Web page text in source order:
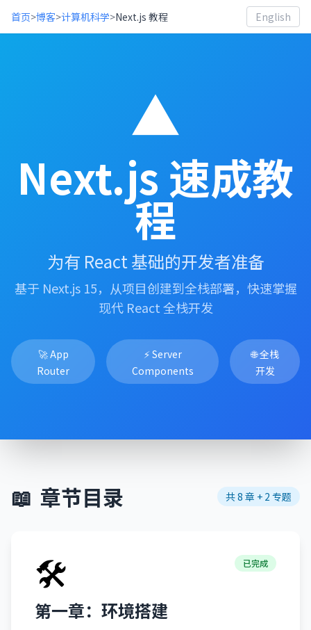
首页>博客>计算机科学>Next.js 教程 English
▲
Next.js 速成教
程
为有 React 基础的开发者准备
基于 Next.js 15，从项目创建到全栈部署，快速掌握
现代 React 全栈开发
🚀 App
Router
⚡ Server
Components
🌐 全栈
开发
📖 章节目录 共 8 章 + 2 专题
🛠️ 已完成
第一章：环境搭建